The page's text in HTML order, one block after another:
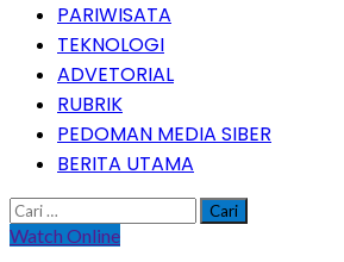
PARIWISATA
TEKNOLOGI
ADVETORIAL
RUBRIK
PEDOMAN MEDIA SIBER
BERITA UTAMA
Cari
untuk:
Watch Online